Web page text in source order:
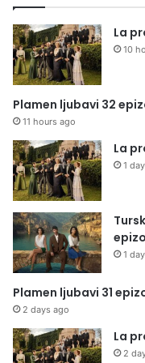
La
10
Plamen ljubavi 32
11 hours ago
La
1
1
Plamen ljubavi 31
2 days ago
La
2